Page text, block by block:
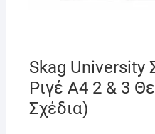
Skag University
Ριγέ Α4 2 & 3
Σχέδια)